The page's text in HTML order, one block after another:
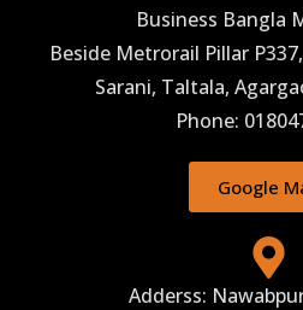
Business Bangla
Beside Metrorail Pillar
Sarani, Taltala,
Phone:
Google
Adderss: